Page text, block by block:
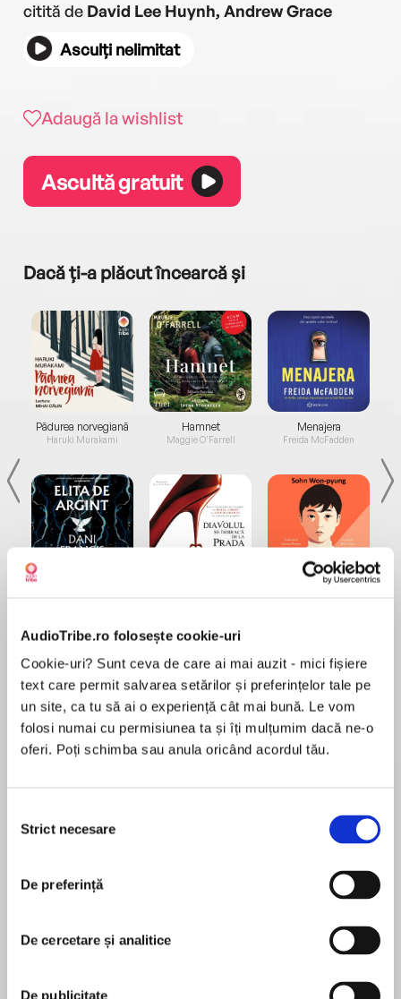
AudioTribe.ro folosește cookie-uri
Cookie-uri? Sunt ceva de care ai mai auzit - mici fișiere
text care permit salvarea setărilor și preferințelor tale pe
un site, ca tu să ai o experiență cât mai bună. Le vom
folosi numai cu permisiunea ta și îți mulțumim dacă ne-o
oferi. Poți schimba sau anula oricând acordul tău.
consimțământului
Strict necesare
De preferință
De cercetare și analitice
De publicitate
citită de David Lee Huynh, Andrew Grace
Asculți nelimitat
Adaugă la wishlist
Ascultă gratuit
Dacă ți-a plăcut încearcă și
Pădurea norvegiană
Haruki Murakami
Hamnet
Maggie O'Farrell
Menajera
Freida McFadden
Desprecarte
A snake spirit transforms into a boy and must
hide his true identity after falling for a
When Prince Xian was a boy, a white snake bit
painful death. The only known cure is an elusive
rare white snake itself. Desperate and
determined, Xian travels to the city of Changle,
pentru această carte
characters. She lives in Singapore and has an